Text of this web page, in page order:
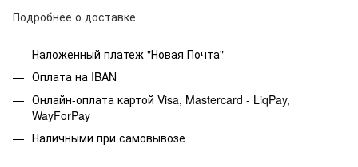
Подробнее о доставке
Наложенный платеж "Новая Почта"
Оплата на IBAN
Онлайн-оплата картой Visa, Mastercard - LiqPay,
WayForPay
Наличными при самовывозе